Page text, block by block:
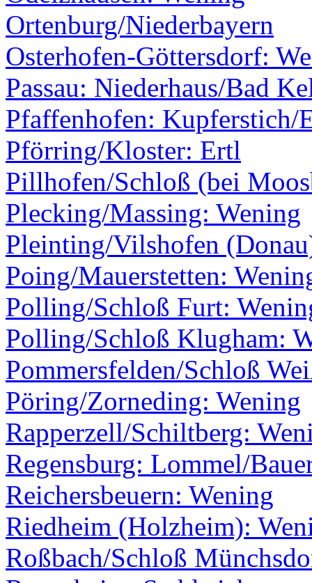
Ortenburg/Niederbayern
Osterhofen-Göttersdorf:
Passau: Niederhaus/Bad
Pfaffenhofen: Kupferstich/
Pförring/Kloster: Ertl
Pillhofen/Schloß (bei
Plecking/Massing: Wening
Pleinting/Vilshofen
Poing/Mauerstetten:
Polling/Schloß Furt:
Polling/Schloß Klugham:
Pommersfelden/Schloß
Pöring/Zorneding: Wening
Rapperzell/Schiltberg:
Regensburg: Lommel/
Reichersbeuern: Wening
Riedheim (Holzheim):
Roßbach/Schloß